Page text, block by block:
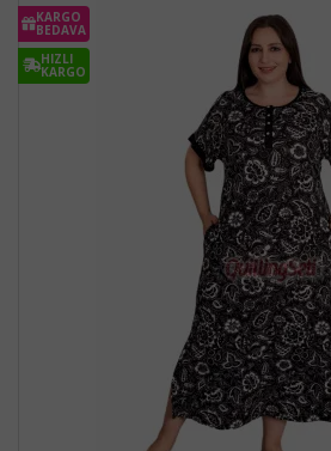
KARGO
BEDAVA
HIZLI
KARGO